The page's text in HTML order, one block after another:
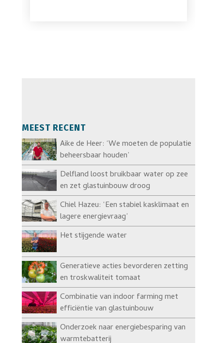
MEEST RECENT
Aike de Heer: ‘We moeten de populatie
beheersbaar houden’
Delfland loost bruikbaar water op zee
en zet glastuinbouw droog
Chiel Hazeu: ‘Een stabiel kasklimaat en
lagere energievraag’
Het stijgende water
Generatieve acties bevorderen zetting
en troskwaliteit tomaat
Combinatie van indoor farming met
efficiëntie van glastuinbouw
Onderzoek naar energiebesparing van
warmtebatterij